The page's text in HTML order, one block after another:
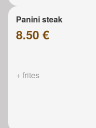
Panini steak
8.50 €
+ frites